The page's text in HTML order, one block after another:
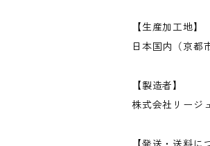
【生産加工地】
日本国内（京都
【製造者】
株式会社リージ